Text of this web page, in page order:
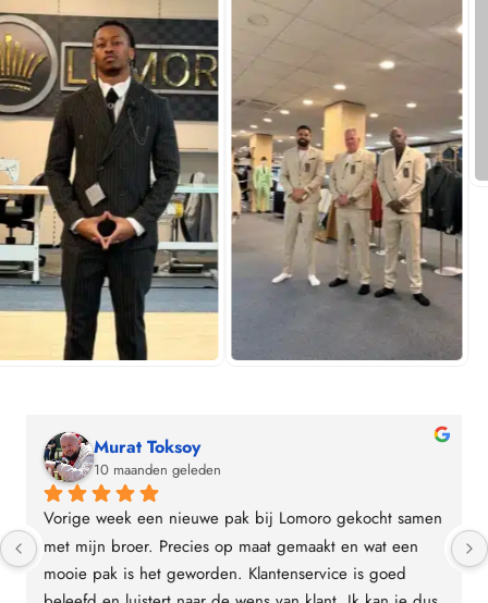
pak bij Lomoro gekocht samen
op maat gemaakt en wat een
Klantenservice is goed
Sven Kieboom
Een aantal weken
trouwpak hele fijne
met je meegedacht het